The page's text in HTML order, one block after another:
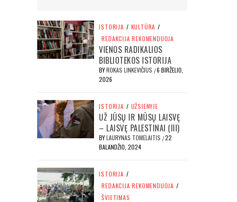
ISTORIJA / KULTŪRA /
REDAKCIJA REKOMENDUOJA
VIENOS RADIKALIOS
BIBLIOTEKOS ISTORIJA
BYROKAS LINKEVIČIUS /6 BIRŽELIO,
2026
ISTORIJA / UŽSIENYJE
UŽ JŪSŲ IR MŪSŲ LAISVĘ
– LAISVĘ PALESTINAI (III)
BYLAURYNAS TOMELAITIS /22
BALANDŽIO, 2024
ISTORIJA /
REDAKCIJA REKOMENDUOJA /
ŠVIETIMAS